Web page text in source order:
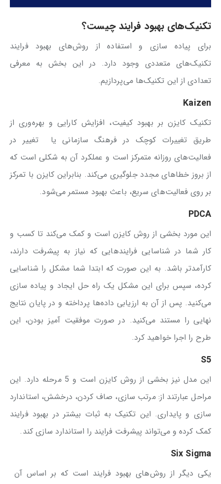
تکنیک‌های بهبود فرایند چیست؟
برای پیاده سازی و استفاده از روش‌های بهبود فرایند
تکنیک‌های متعددی وجود دارد. در این بخش به معرفی
تعدادی از این تکنیک‌ها می‌پردازیم.
Kaizen
تکنیک کایزن بر بهبود کیفیت، افزایش کارایی و بهره‌وری از
طریق تغییرات کوچک در فرهنگ سازمانی یا تغییر در
فعالیت‌های روزانه متمرکز است و عملکرد آن به شکلی است که
از بروز خطاهای مجدد جلوگیری می‌کند. بنابراین کایزن با تمرکز
بر روی فعالیت‌های سریع، باعث بهبود مستمر می‌شود.
PDCA
این مورد بخشی از روش کایزن است و کمک می‌کند تا کسب و
کار شما در شناسایی فرایندهایی که نیاز به پیشرفت دارند،
کارآمدتر باشد. به این صورت که ابتدا شما مشکل را شناسایی
کرده، سپس برای این مشکل یک راه حل ایجاد و پیاده سازی
می‌کنید. پس از آن به ارزیابی داده‌ها پرداخته و در پایان نتایج
نهایی را مستند می‌کنید. در صورت موفقیت آمیز بودن، این
طرح را اجرا خواهید کرد.
S5
این مدل نیز بخشی از روش کایزن است و 5 مرحله دارد. این
مراحل عبارتند از: مرتب سازی، صاف کردن، درخشش، استاندارد
سازی و پایداری. این تکنیک به ثبات بیشتر در بهبود فرایند
کمک کرده و می‌تواند پیشرفت فرایند را استاندارد سازی کند.
Six Sigma
یکی دیگر از روش‌های بهبود فرایند است که بر اساس آن